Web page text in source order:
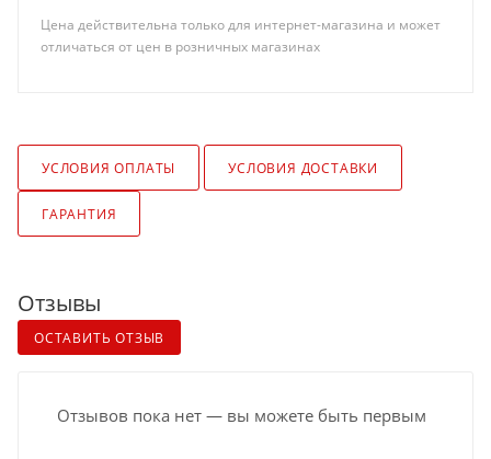
Цена действительна только для интернет-магазина и может
отличаться от цен в розничных магазинах
УСЛОВИЯ ОПЛАТЫ УСЛОВИЯ ДОСТАВКИ
ГАРАНТИЯ
Отзывы
ОСТАВИТЬ ОТЗЫВ
Отзывов пока нет — вы можете быть первым